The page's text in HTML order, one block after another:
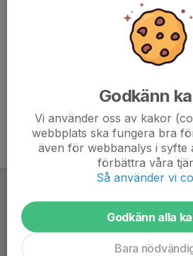
Godkänn
Vi använder oss av kakor
webbplats ska fungera bra
även för webbanalys i syfte
förbättra våra
Så använder vi
Godkänn alla
Bara